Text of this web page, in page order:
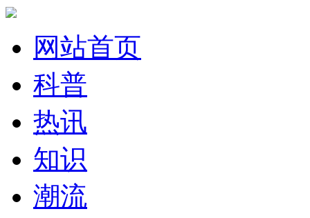
网站首页
科普
热讯
知识
潮流